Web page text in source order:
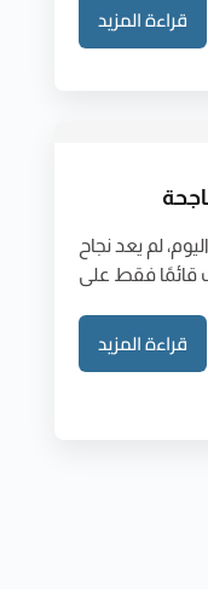
قراءة المزيد
لم يعد نجاح
قائمًا فقط على
قراءة المزيد